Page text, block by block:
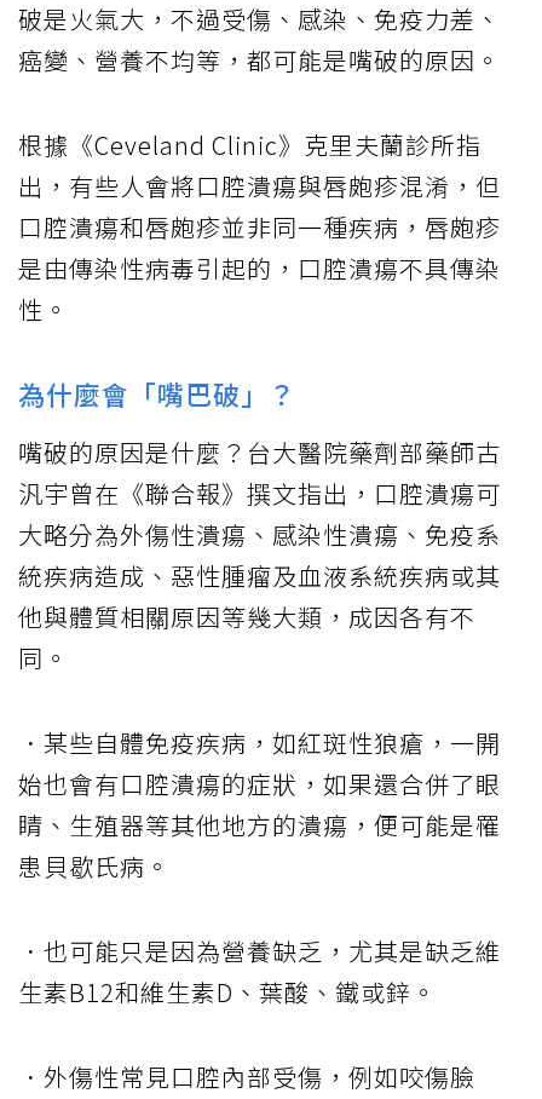
破是火氣大，不過受傷、感染、免疫力差、
癌變、營養不均等，都可能是嘴破的原因。
根據《Ceveland Clinic》克里夫蘭診所指
出，有些人會將口腔潰瘍與唇皰疹混淆，但
口腔潰瘍和唇皰疹並非同一種疾病，唇皰疹
是由傳染性病毒引起的，口腔潰瘍不具傳染
性。
為什麼會「嘴巴破」？
嘴破的原因是什麼？台大醫院藥劑部藥師古
汎宇曾在《聯合報》撰文指出，口腔潰瘍可
大略分為外傷性潰瘍、感染性潰瘍、免疫系
統疾病造成、惡性腫瘤及血液系統疾病或其
他與體質相關原因等幾大類，成因各有不
同。
．某些自體免疫疾病，如紅斑性狼瘡，一開
始也會有口腔潰瘍的症狀，如果還合併了眼
睛、生殖器等其他地方的潰瘍，便可能是罹
患貝歇氏病。
．也可能只是因為營養缺乏，尤其是缺乏維
生素B12和維生素D、葉酸、鐵或鋅。
．外傷性常見口腔內部受傷，例如咬傷臉